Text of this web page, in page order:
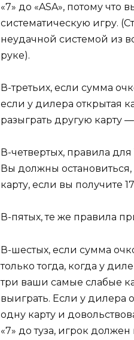
«7» до «ASA», потому
систематическую игру.
неудачной системой из
руке).
В-третьих, если сумма
если у дилера открытая
разыграть другую карту
В-четвертых, правила
Вы должны
карту, если вы получите
В-пятых, те же правила
В-шестых, если сумма
только тогда, когда у
три ваши самые слабые
выиграть. Если у дилера
одну карту и
«7» до туза, игрок